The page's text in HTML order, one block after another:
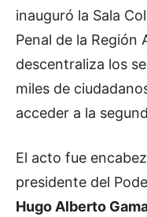
inauguró la Sala
Penal de la Región
descentraliza los
miles de
acceder a la
El acto fue
presidente del
Hugo Alberto